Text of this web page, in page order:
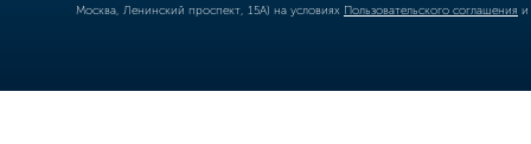
Москва, Ленинский проспект, 15А) на условиях Пользовательского соглашения и